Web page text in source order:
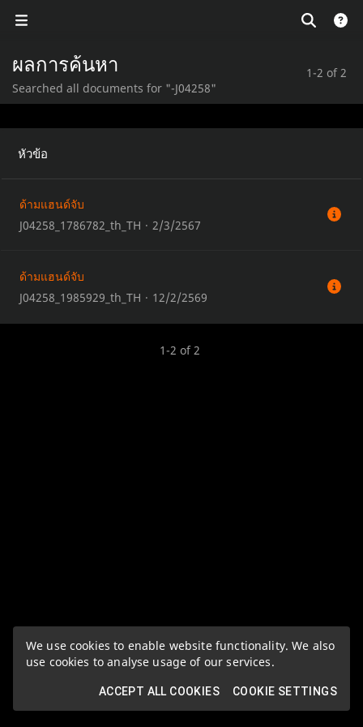
We use cookies to enable website functionality. We also
use cookies to analyse usage of our services.
ACCEPT ALL COOKIES COOKIE SETTINGS
ผลการค้นหา
Searched all documents for "-J04258"
1-2 of 2
หัวข้อ
ด้ามแฮนด์จับ
J04258_1786782_th_TH · 2/3/2567
ด้ามแฮนด์จับ
J04258_1985929_th_TH · 12/2/2569
1-2 of 2